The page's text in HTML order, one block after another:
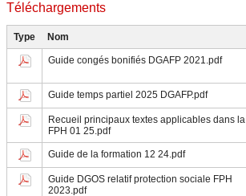
Téléchargements
Type Nom
Guide congés bonifiés DGAFP 2021.pdf
Guide temps partiel 2025 DGAFP.pdf
Recueil principaux textes applicables dans la
FPH 01 25.pdf
Guide de la formation 12 24.pdf
Guide DGOS relatif protection sociale FPH
2023.pdf